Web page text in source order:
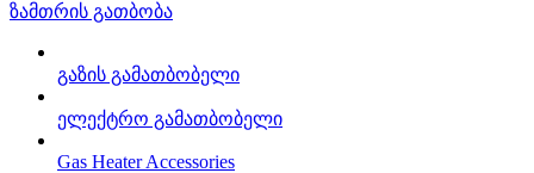
ზამთრის გათბობა
გაზის გამათბობელი
ელექტრო გამათბობელი
Gas Heater Accessories